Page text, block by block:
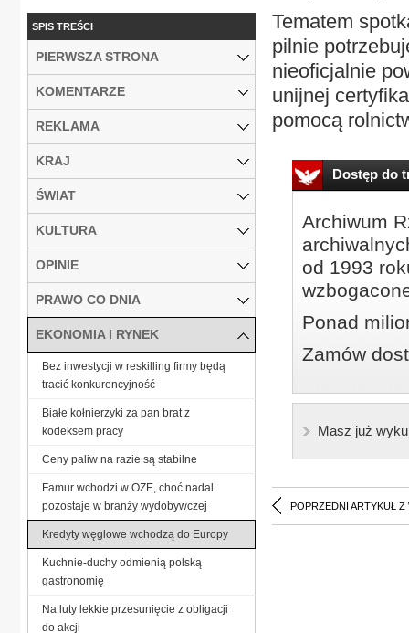
Tematem
pilnie
nieoficjalnie
unijnej
pomocą
Dostęp do
Archiwum
od 1993
Ponad
Zamów
Masz już
POPRZEDNI ARTYKUŁ Z
SPIS TREŚCI
PIERWSZA STRONA
KOMENTARZE
REKLAMA
KRAJ
ŚWIAT
KULTURA
OPINIE
PRAWO CO DNIA
EKONOMIA I RYNEK
Bez inwestycji w reskilling firmy będą
tracić konkurencyjność
Białe kołnierzyki za pan brat z
kodeksem pracy
Ceny paliw na razie są stabilne
Famur wchodzi w OZE, choć nadal
pozostaje w branży wydobywczej
Kredyty węglowe wchodzą do Europy
Kuchnie-duchy odmienią polską
gastronomię
Na luty lekkie przesunięcie z obligacji
do akcji